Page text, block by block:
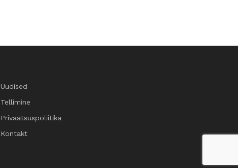
Uudised
Tellimine
Privaatsuspoliitika
Kontakt